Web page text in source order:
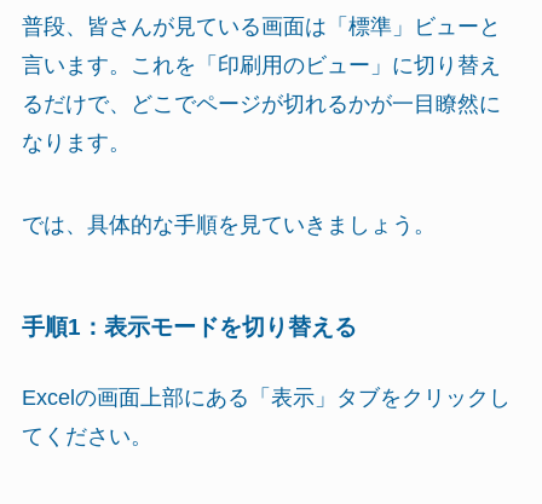
普段、皆さんが見ている画面は「標準」ビューと
言います。これを「印刷用のビュー」に切り替え
るだけで、どこでページが切れるかが一目瞭然に
なります。
では、具体的な手順を見ていきましょう。
手順1：表示モードを切り替える
Excelの画面上部にある「表示」タブをクリックし
てください。